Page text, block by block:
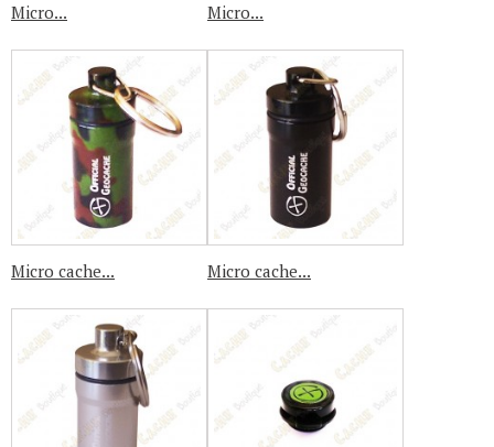
Micro... Micro...
Micro cache... Micro cache...